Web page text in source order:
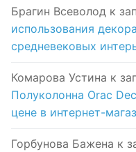
Брагин Всеволод к
использования
средневековых
Комарова Устина к
Полуколонна Orac
цене в интернет-
Горбунова Бажена к